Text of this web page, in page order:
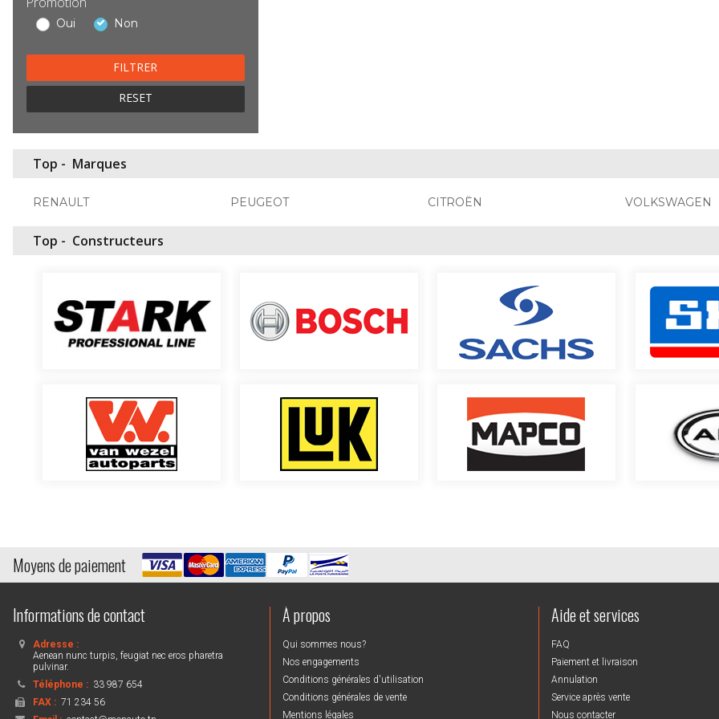
Oui Non
RESET
Top - Marques
RENAULT PEUGEOT CITROËN VOLKSWAGEN
Top - Constructeurs
Moyens de paiement
Informations de contact
Adresse :
Aenean nunc turpis, feugiat nec eros pharetra
pulvinar.
Téléphone : 33 987 654
FAX : 71 234 56
À propos
Qui sommes nous?
Nos engagements
Conditions générales d'utilisation
Conditions générales de vente
Mentions légales
Aide et services
FAQ
Paiement et livraison
Annulation
Service après vente
Nous contacter